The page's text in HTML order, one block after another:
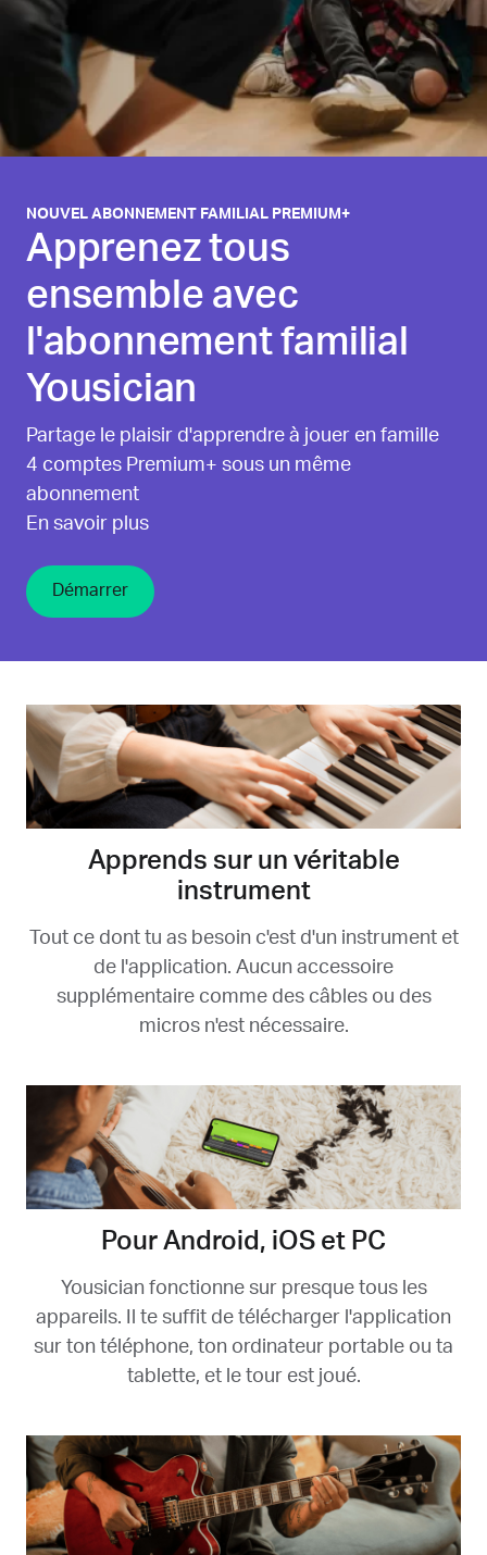
NOUVEL ABONNEMENT FAMILIAL PREMIUM+
Apprenez tous
ensemble avec
l'abonnement familial
Yousician
Partage le plaisir d'apprendre à jouer en famille
4 comptes Premium+ sous un même
abonnement
En savoir plus
Démarrer
Apprends sur un véritable
instrument
Tout ce dont tu as besoin c'est d'un instrument et
de l'application. Aucun accessoire
supplémentaire comme des câbles ou des
micros n'est nécessaire.
Pour Android, iOS et PC
Yousician fonctionne sur presque tous les
appareils. Il te suffit de télécharger l'application
sur ton téléphone, ton ordinateur portable ou ta
tablette, et le tour est joué.